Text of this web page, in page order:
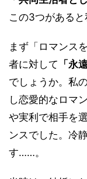
この3つがあると
まず「ロマンス
者に対して 「永
でしょうか。私
し恋愛的なロマ
や実利で相手を
ンスでした。冷
す……。